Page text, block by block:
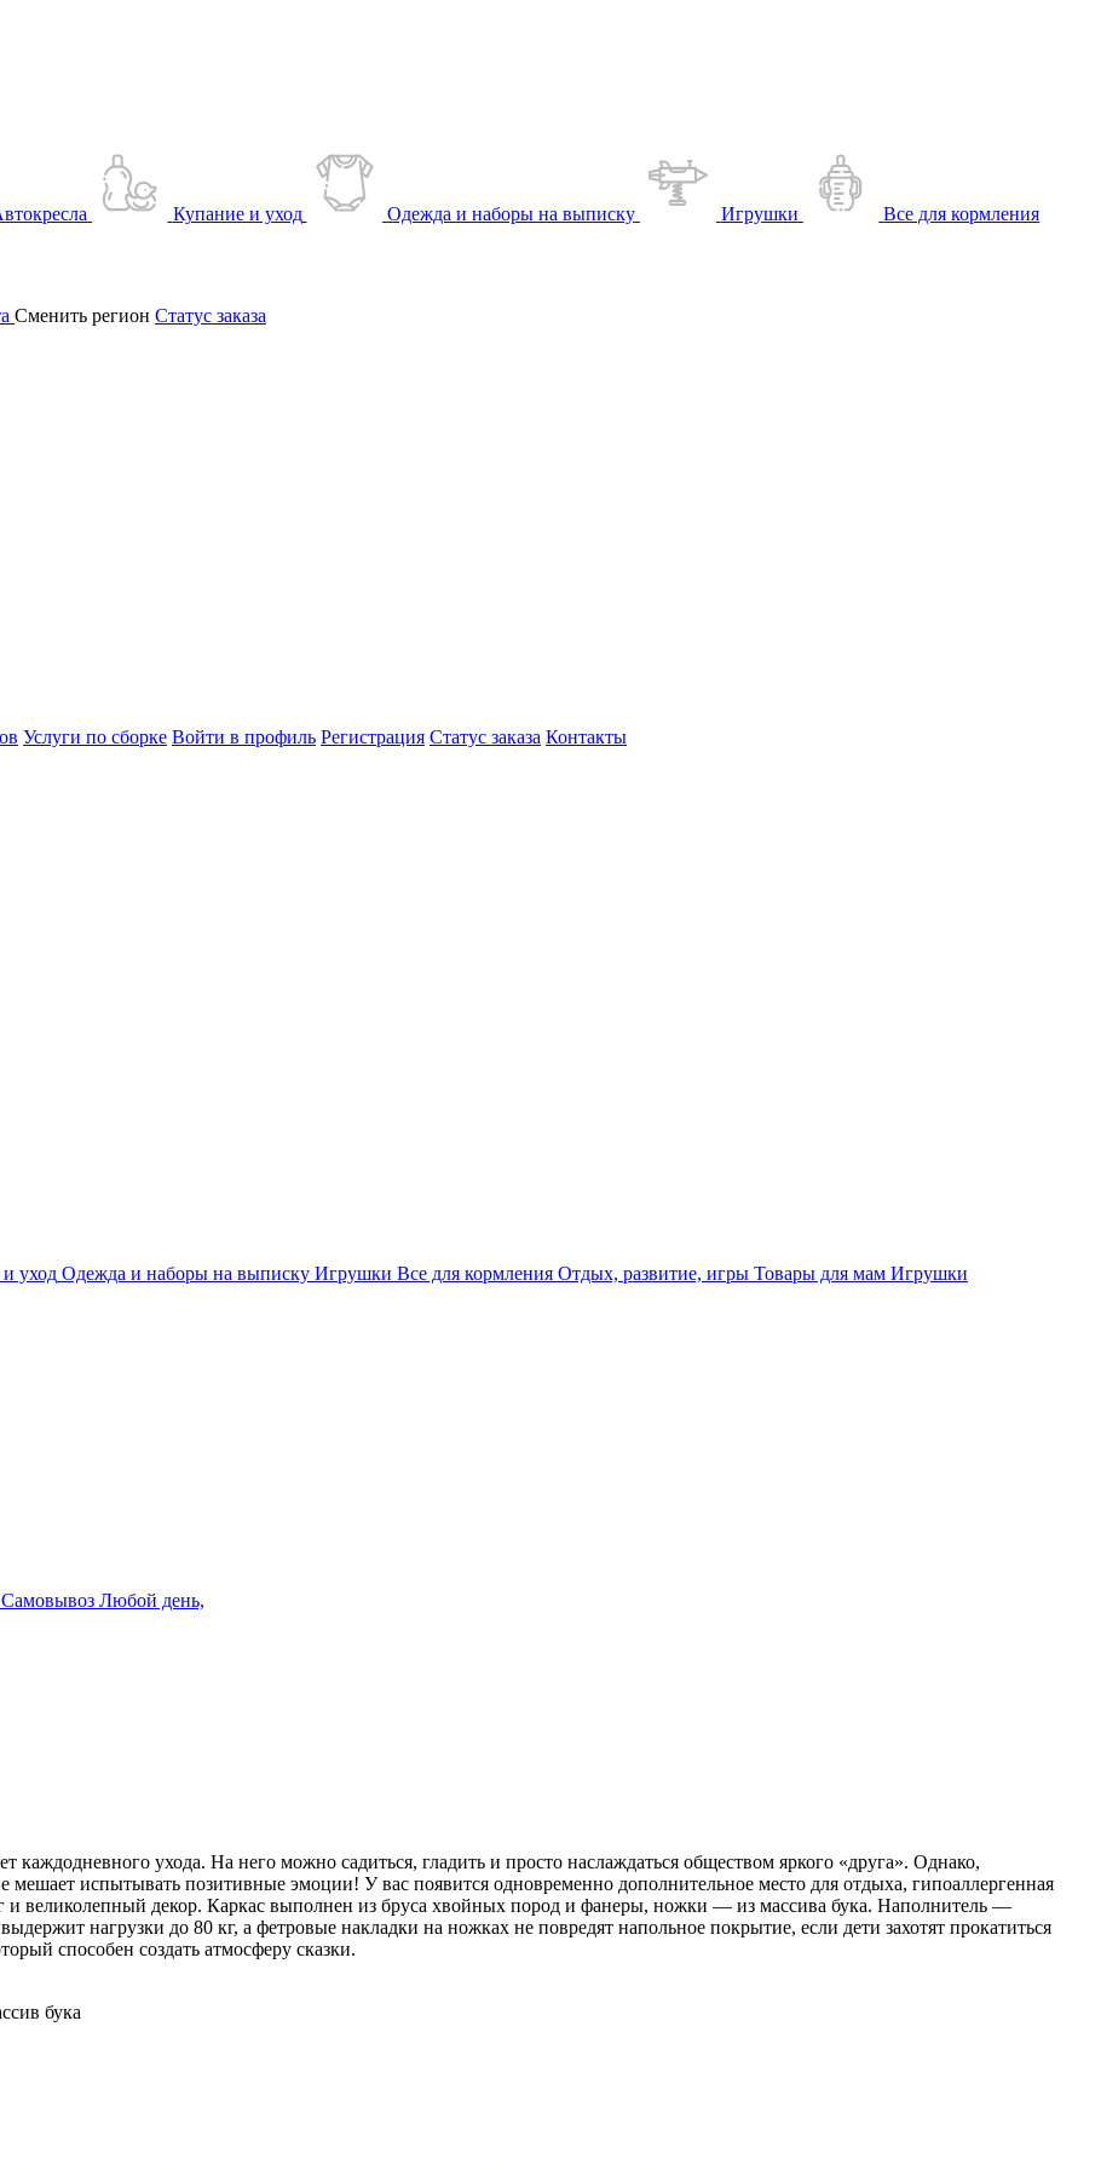
Купание и уход Одежда и наборы на выписку Игрушки Все для кормления
Сменить регион Статус заказа
Услуги по сборке Войти в профиль Регистрация Статус заказа Контакты
уход Одежда и наборы на выписку Игрушки Все для кормления Отдых, развитие, игры Товары для мам Игрушки
Самовывоз Любой день,
каждодневного ухода. На него можно садиться, гладить и просто наслаждаться обществом яркого «друга». Однако,
испытывать позитивные эмоции! У вас появится одновременно дополнительное место для отдыха, гипоаллергенная
и великолепный декор. Каркас выполнен из бруса хвойных пород и фанеры, ножки — из массива бука. Наполнитель —
нагрузки до 80 кг, а фетровые накладки на ножках не повредят напольное покрытие, если дети захотят прокатиться
способен создать атмосферу сказки.
бука